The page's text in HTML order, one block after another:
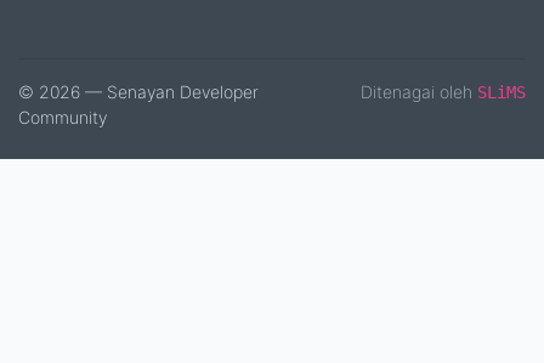
© 2026 — Senayan Developer
Community
Ditenagai oleh SLiMS